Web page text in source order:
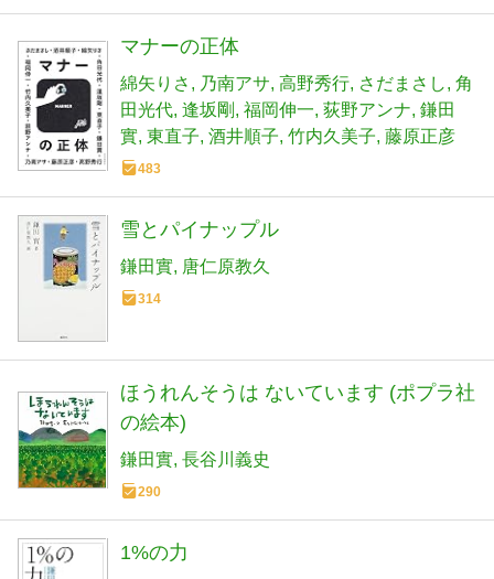
マナーの正体
綿矢りさ 乃南アサ 高野秀行 さだまさし 角
田光代 逢坂剛 福岡伸一 荻野アンナ 鎌田
實 東直子 酒井順子 竹内久美子 藤原正彦
483
雪とパイナップル
鎌田實 唐仁原教久
314
ほうれんそうは ないています (ポプラ社
の絵本)
鎌田實 長谷川義史
290
1%の力